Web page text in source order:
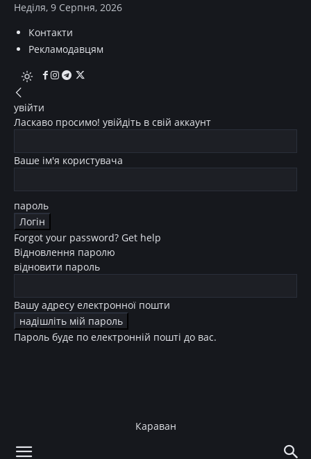
Неділя, 9 Серпня, 2026
Контакти
Рекламодавцям
увійти
Ласкаво просимо! увійдіть в свій аккаунт
Ваше ім'я користувача
пароль
Forgot your password? Get help
Відновлення паролю
відновити пароль
Вашу адресу електронної пошти
Пароль буде по електронній пошті до вас.
Караван